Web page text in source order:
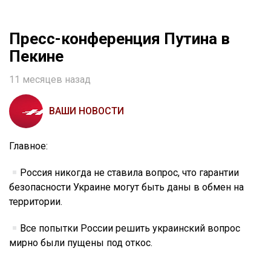
Пресс-конференция Путина в
Пекине
11 месяцев назад
ВАШИ НОВОСТИ
Главное:
Россия никогда не ставила вопрос, что гарантии
безопасности Украине могут быть даны в обмен на
территории.
Все попытки России решить украинский вопрос
мирно были пущены под откос.